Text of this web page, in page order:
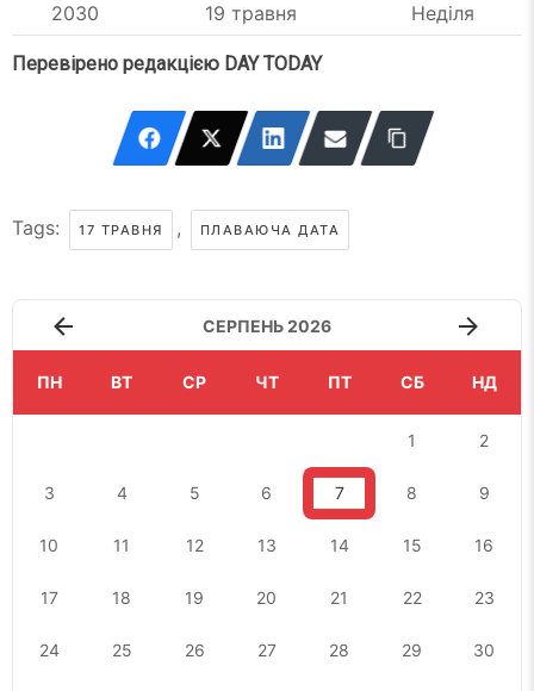
2030
19 травня Неділя
Перевірено редакцією DAY TODAY
Tags: 17 ТРАВНЯ , ПЛАВАЮЧА ДАТА
СЕРПЕНЬ 2026
ПН ВТ СР ЧТ ПТ СБ НД
1 2
3 4 5 6 7 8 9
10 11 12 13 14 15 16
17 18 19 20 21 22 23
24 25 26 27 28 29 30